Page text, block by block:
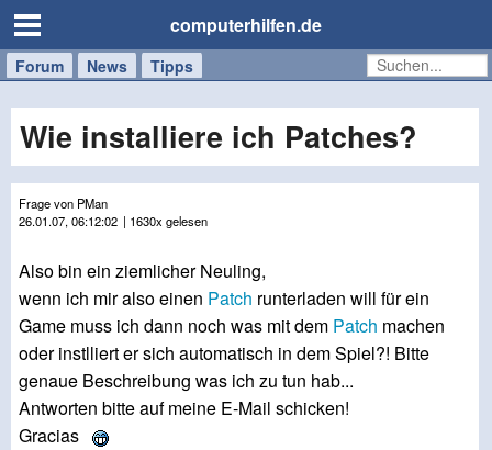
computerhilfen.de
Forum News Tipps
Handy
Tablet
Windows
Mac
Wie installiere ich Patches?
Frage von PMan
26.01.07, 06:12:02 | 1630x gelesen
Also bin ein ziemlicher Neuling,
wenn ich mir also einen Patch runterladen will für ein
Game muss ich dann noch was mit dem Patch machen
oder instlliert er sich automatisch in dem Spiel?! Bitte
genaue Beschreibung was ich zu tun hab...
Antworten bitte auf meine E-Mail schicken!
Gracias